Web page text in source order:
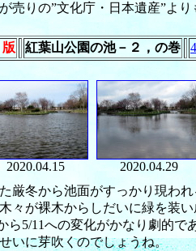
売りの”文化庁・日本遺産”よ
紅葉山公園の池－２，の巻
2020.04.15 2020.04.29
厳冬から池面がすっかり現われ
々が裸木からしだいに緑を装い
ら5/11への変化がかなり劇的で
いに芽吹くのでしょうね。